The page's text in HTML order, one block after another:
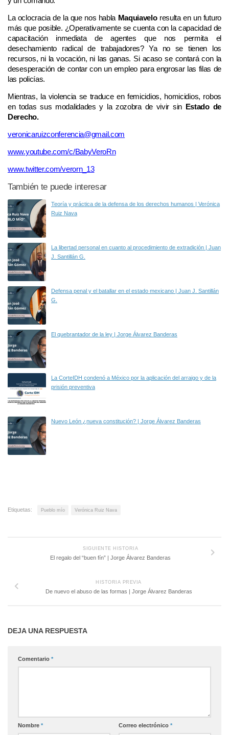
La oclocracia de la que nos habla Maquiaveloresulta en un futuro
más que posible. ¿Operativamente se cuenta con la capacidad de
capacitación inmediata de agentes que nos permita el
desechamiento radical de trabajadores? Ya no se tienen los
recursos, ni la vocación, ni las ganas. Si acaso se contará con la
desesperación de contar con un empleo para engrosar las filas de
las policías.
Mientras, la violencia se traduce en femicidios, homicidios, robos
en todas sus modalidades y la zozobra de vivir sin Estado de
Derecho.
veronicaruizconferencia@gmail.com
www.youtube.com/c/BabyVeroRn
www.twitter.com/verorn_13
También te puede interesar
Teoría y práctica de la defensa de los derechos humanos | Verónica
Ruiz Nava
La libertad personal en cuanto al procedimiento de extradición | Juan
J. Santillán G.
Defensa penal y el batallar en el estado mexicano | Juan J. Santillán
G.
El quebrantador de la ley | Jorge Álvarez Banderas
La CorteIDH condenó a México por la aplicación del arraigo y de la
prisión preventiva
Nuevo León ¿nueva constitución? | Jorge Álvarez Banderas
Etiquetas: Pueblo mío Verónica Ruiz Nava
SIGUIENTE HISTORIA
El regalo del “buen fín” | Jorge Álvarez Banderas
HISTORIA PREVIA
De nuevo el abuso de las formas | Jorge Álvarez Banderas
DEJA UNA RESPUESTA
Comentario *
Nombre * Correo electrónico *